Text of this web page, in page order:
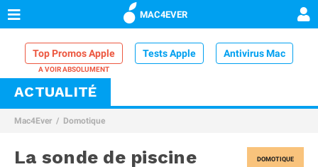
MAC4EVER
Top Promos Apple Tests Apple Antivirus Mac
VPN Mac
Comparatif iPhone
ACTUALITÉ
Mac4Ever Domotique
DOMOTIQUE
La sonde de piscine